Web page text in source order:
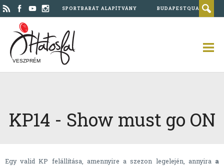
SPORTBARÁT ALAPÍTVÁNY BUDAPESTQUAD
VESZPRÉM
KP14 - Show must go ON
Egy valid KP felállítása, amennyire a szezon legelején, annyira a